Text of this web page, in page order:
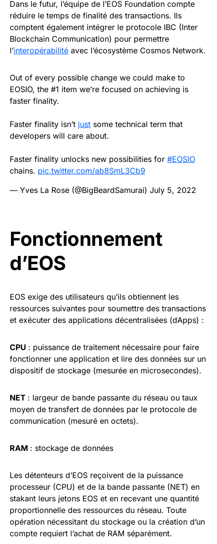
Dans le futur, l’équipe de l’EOS Foundation compte
réduire le temps de finalité des transactions. Ils
comptent également intégrer le protocole IBC (Inter
Blockchain Communication) pour permettre
l’interopérabilité avec l’écosystème Cosmos Network.
Out of every possible change we could make to
EOSIO, the #1 item we’re focused on achieving is
faster finality.
Faster finality isn’t just some technical term that
developers will care about.
Faster finality unlocks new possibilities for #EOSIO
chains. pic.twitter.com/ab8SmL3Cb9
— Yves La Rose (@BigBeardSamurai) July 5, 2022
Fonctionnement
d’EOS
EOS exige des utilisateurs qu’ils obtiennent les
ressources suivantes pour soumettre des transactions
et exécuter des applications décentralisées (dApps) :
CPU : puissance de traitement nécessaire pour faire
fonctionner une application et lire des données sur un
dispositif de stockage (mesurée en microsecondes).
NET : largeur de bande passante du réseau ou taux
moyen de transfert de données par le protocole de
communication (mesuré en octets).
RAM : stockage de données
Les détenteurs d’EOS reçoivent de la puissance
processeur (CPU) et de la bande passante (NET) en
stakant leurs jetons EOS et en recevant une quantité
proportionnelle des ressources du réseau. Toute
opération nécessitant du stockage ou la création d’un
compte requiert l’achat de RAM séparément.